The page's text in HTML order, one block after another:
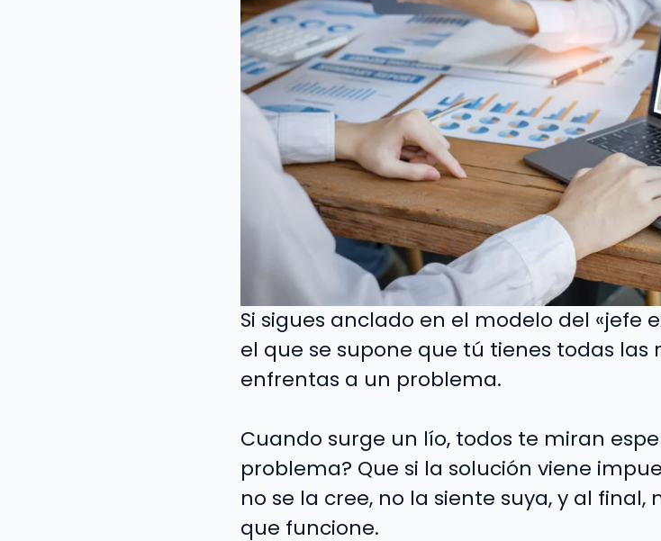
Si sigues anclado en el modelo del «jefe
el que se supone que tú tienes todas las
enfrentas a un problema.
Cuando surge un lío, todos te miran
problema? Que si la solución viene
no se la cree, no la siente suya, y al
que funcione.